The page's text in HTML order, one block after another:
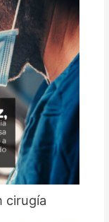
cirugía